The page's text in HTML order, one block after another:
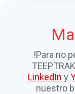
!Para no
LinkedIn y
nuestro